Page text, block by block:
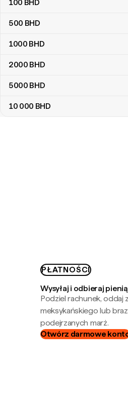
100 BHD
500 BHD
1000 BHD
2000 BHD
5000 BHD
10 000 BHD
PŁATNOŚCI
Wysyłaj i odbieraj
Podziel rachunek, oddaj
meksykańskiego lub
podejrzanych marż.
Otwórz darmowe